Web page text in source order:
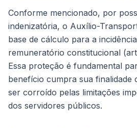
Conforme mencionado, por
indenizatória, o Auxílio-
base de cálculo para a
remuneratório constitucional
Essa proteção é fundamental
benefício cumpra sua finalidade
ser corroído pelas limitações
dos servidores públicos.